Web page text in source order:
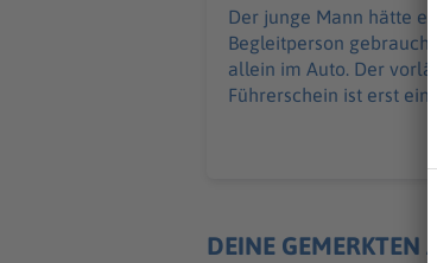
Der junge Mann hätte
Begleitperson gebraucht
allein im Auto. Der
Führerschein ist erst
DEINE GEMERKTEN